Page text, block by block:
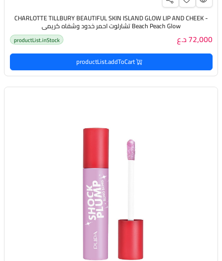
CHARLOTTE TILLBURY BEAUTIFUL SKIN ISLAND GLOW LIP AND CHEEK -
Beach Peach Glow تشارلوت احمر خدود وشفاه كريمي
72,000 د.ع productList.inStock
productList.addToCart